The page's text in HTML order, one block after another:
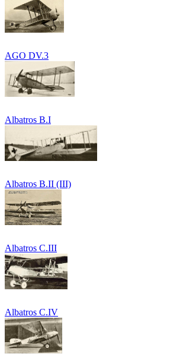
AGO DV.3
Albatros B.I
Albatros B.II (III)
Albatros C.III
Albatros C.IV